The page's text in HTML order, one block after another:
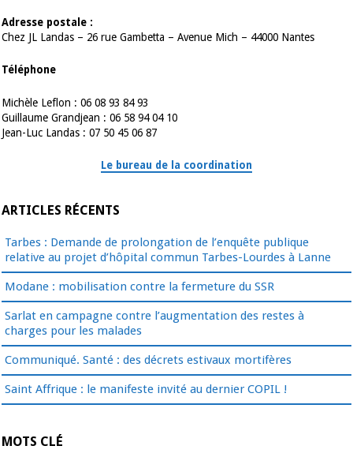
Adresse postale :
Chez JL Landas – 26 rue Gambetta – Avenue Mich – 44000 Nantes
Téléphone
Michèle Leflon : 06 08 93 84 93
Guillaume Grandjean : 06 58 94 04 10
Jean-Luc Landas : 07 50 45 06 87
Le bureau de la coordination
ARTICLES RÉCENTS
Tarbes : Demande de prolongation de l’enquête publique
relative au projet d’hôpital commun Tarbes-Lourdes à Lanne
Modane : mobilisation contre la fermeture du SSR
Sarlat en campagne contre l’augmentation des restes à
charges pour les malades
Communiqué. Santé : des décrets estivaux mortifères
Saint Affrique : le manifeste invité au dernier COPIL !
MOTS CLÉ